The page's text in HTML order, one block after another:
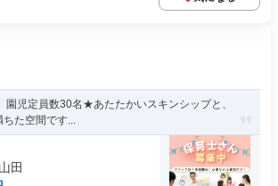
園児定員数30名★あたたかいスキンシップと、
た空間です...
田